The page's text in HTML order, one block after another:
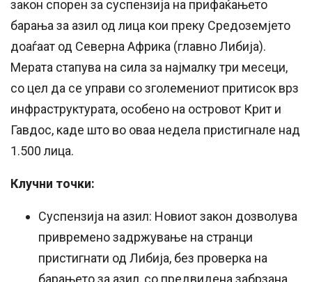
закон спорен за суспензија на прифаќањето
барања за азил од лица кои преку Средоземјето
доаѓаат од Северна Африка (главно Либија).
Мерата стапува на сила за најмалку три месеци,
со цел да се управи со зголемениот притисок врз
инфраструктурата, особено на островот Крит и
Гавдос, каде што во оваа недела пристигнале над
1.500 лица.
Клучни точки:
Суспензија на азил: Новиот закон дозволува
привремено задржување на странци
пристигнати од Либија, без проверка на
барањето за азил, со предвидена забрзана